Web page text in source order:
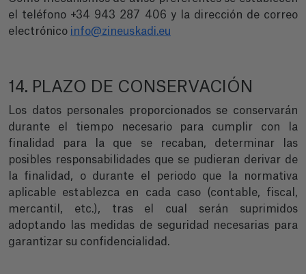
el teléfono +34 943 287 406 y la dirección de correo
electrónico info@zineuskadi.eu
14. PLAZO DE CONSERVACIÓN
Los datos personales proporcionados se conservarán
durante el tiempo necesario para cumplir con la
finalidad para la que se recaban, determinar las
posibles responsabilidades que se pudieran derivar de
la finalidad, o durante el periodo que la normativa
aplicable establezca en cada caso (contable, fiscal,
mercantil, etc.), tras el cual serán suprimidos
adoptando las medidas de seguridad necesarias para
garantizar su confidencialidad.